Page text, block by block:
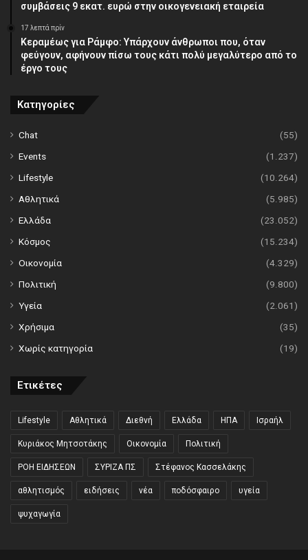
συμβάσεις 9 εκατ. ευρώ στην οικογενειακή εταιρεία
17 λεπτά πρίν
Κεραμέως για Ράμφο: Υπάρχουν άνθρωποι που, όταν
φεύγουν, αφήνουν πίσω τους κάτι πολύ μεγαλύτερο από το
έργο τους
Κατηγορίες
Chat
(55)
Events
(1.237)
Lifestyle
(10.264)
Αθλητικά
(5.985)
Ελλάδα
(23.052)
Κόσμος
(15.234)
Οικονομία
(4.329)
Πολιτική
(9.800)
Υγεία
(2.061)
Χρήσιμα
(35)
Χωρίς κατηγορία
(19)
Ετικέτες
Lifestyle Αθλητικά Διεθνή Ελλάδα ΗΠΑ Ισραήλ
Κυριάκος Μητσοτάκης Οικονομία Πολιτική
ΡΟΗ ΕΙΔΗΣΕΩΝ ΣΥΡΙΖΑ ΠΣ Στέφανος Κασσελάκης
αθλητισμός ειδήσεις νέα ποδόσφαιρο υγεία
ψυχαγωγία